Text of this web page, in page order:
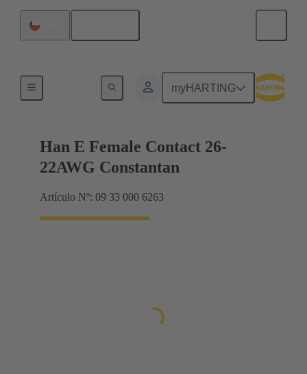
myHARTING
Han E Female Contact 26-
22AWG Constantan
Artículo Nº: 09 33 000 6263